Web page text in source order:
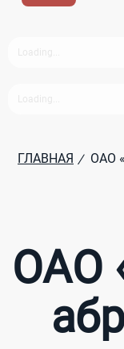
ГЛАВНАЯ / ОАО
ОАО